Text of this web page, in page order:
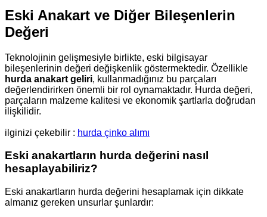
Eski Anakart ve Diğer Bileşenlerin
Değeri
Teknolojinin gelişmesiyle birlikte, eski bilgisayar
bileşenlerinin değeri değişkenlik göstermektedir. Özellikle
hurda anakart geliri, kullanmadığınız bu parçaları
değerlendirirken önemli bir rol oynamaktadır. Hurda değeri,
parçaların malzeme kalitesi ve ekonomik şartlarla doğrudan
ilişkilidir.
ilginizi çekebilir : hurda çinko alımı
Eski anakartların hurda değerini nasıl
hesaplayabiliriz?
Eski anakartların hurda değerini hesaplamak için dikkate
almanız gereken unsurlar şunlardır: